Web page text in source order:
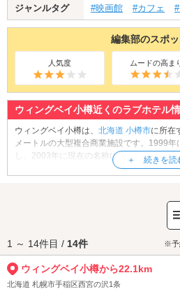
ジャンルタグ #映画館 #カフェ
編集部のスポ
人気度 ムードの高ま
ウィングベイ小樽近くのラブホテル
ウィングベイ小樽は、 北海道 小樽市に所在
メートルの大型複合商業施設です。1999
し、2003年に現在の名称になりました。
どの専門店やフィットネスジム、レストラ
階にある映画館「イオンシネマ小樽」は、
人気です。JR函館本線「小樽築港駅」直結
小樽エリアのラブ
す。
1 ～ 14件目 / 14件 ※予
ウィングベイ小樽から22.1km
北海道 札幌市手稲区西宮の沢1条